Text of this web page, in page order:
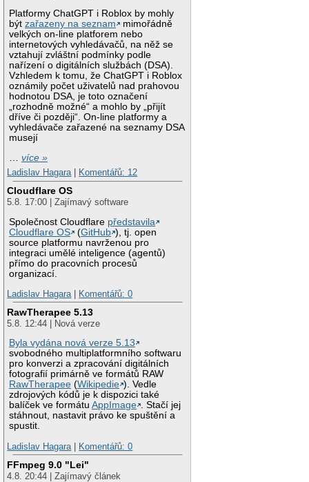
Platformy ChatGPT i Roblox by mohly
býtzařazeny na seznam
mimořádně
velkých on-line platforem nebo
internetových vyhledávačů, na něž se
vztahují zvláštní podmínky podle
nařízení o digitálních službách (DSA).
Vzhledem k tomu, že ChatGPT i Roblox
oznámily počet uživatelů nad prahovou
hodnotou DSA, je toto označení
„rozhodně možné“ a mohlo by „přijít
dříve či později“. On-line platformy a
vyhledávače zařazené na seznamy DSA
musejí
…více »
Ladislav Hagara| Komentářů: 12
Cloudflare OS
5.8. 17:00 | Zajímavý software
Společnost Cloudflare představila
Cloudflare OS
(GitHub ), tj. open
source platformu navrženou pro
integraci umělé inteligence (agentů)
přímo do pracovních procesů
organizací.
Ladislav Hagara| Komentářů: 0
RawTherapee 5.13
5.8. 12:44 | Nová verze
Byla vydána nová verze 5.13
svobodného multiplatformního softwaru
pro konverzi a zpracování digitálních
fotografií primárně ve formátů RAW
RawTherapee (Wikipedie ). Vedle
zdrojových kódů je k dispozici také
balíček ve formátuAppImage . Stačí jej
stáhnout, nastavit právo ke spuštění a
spustit.
Ladislav Hagara| Komentářů: 0
FFmpeg 9.0 "Lei"
4.8. 20:44 | Zajímavý článek